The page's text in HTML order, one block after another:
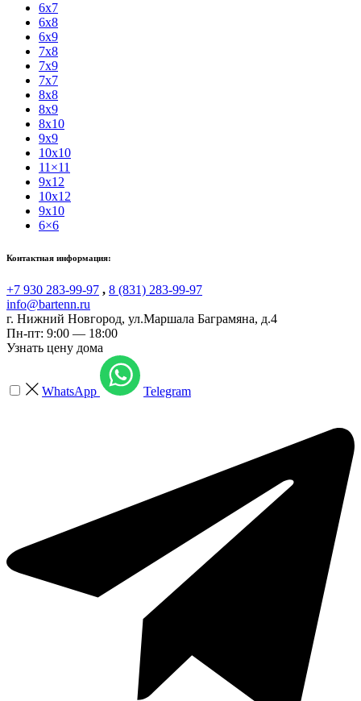
6x7
6x8
6x9
7x8
7x9
7x7
8x8
8x9
8x10
9x9
10x10
11×11
9x12
10x12
9x10
6×6
Контактная информация:
+7 930 283-99-97 , 8 (831) 283-99-97
info@bartenn.ru
г. Нижний Новгород, ул.Маршала Баграмяна, д.4
Пн-пт: 9:00 — 18:00
Узнать цену дома
WhatsApp Telegram